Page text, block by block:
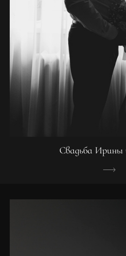
Свадьба Ирины